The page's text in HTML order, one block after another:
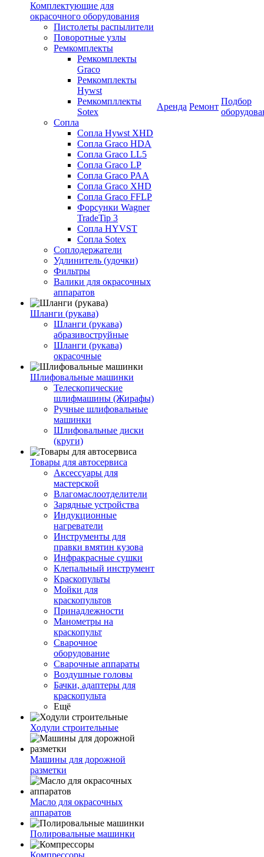
Комплектующие для
окрасочного оборудования
Пистолеты распылители
Поворотные узлы
Ремкомплекты
Ремкомплекты
Graco
Ремкомплекты
Hywst
Ремкомпллекты
Sotex
Сопла
Сопла Hywst XHD
Сопла Graco HDA
Сопла Graco LL5
Сопла Graco LP
Сопла Graco PAA
Сопла Graco XHD
Сопла Graco FFLP
Форсунки Wagner
TradeTip 3
Сопла HYVST
Сопла Sotex
Соплодержатели
Удлинитель (удочки)
Фильтры
Валики для окрасочных
аппаратов
Шланги (рукава)
Шланги (рукава)
абразивоструйные
Шланги (рукава)
окрасочные
Шлифовальные машинки
Телескопические
шлифмашины (Жирафы)
Ручные шлифовальные
машинки
Шлифовальные диски
(круги)
Товары для автосервиса
Аксессуары для
мастерской
Влагомаслоотделители
Зарядные устройства
Индукционные
нагреватели
Инструменты для
правки вмятин кузова
Инфракрасные сушки
Клепальный инструмент
Краскопульты
Мойки для
краскопультов
Принадлежности
Манометры на
краскопульт
Сварочное
оборудование
Сварочные аппараты
Воздушные головы
Бачки, адаптеры для
краскопульта
Ещё
Ходули строительные
Машины для дорожной
разметки
Масло для окрасочных
аппаратов
Полировальные машинки
Компрессоры
Аренда Ремонт
Подбор